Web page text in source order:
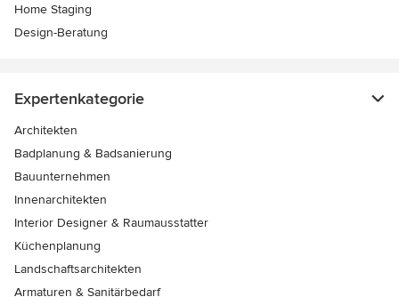
Home Staging
Design-Beratung
Expertenkategorie
Architekten
Badplanung & Badsanierung
Bauunternehmen
Innenarchitekten
Interior Designer & Raumausstatter
Küchenplanung
Landschaftsarchitekten
Armaturen & Sanitärbedarf